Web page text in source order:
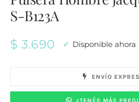
S-B123A
$ 3.690 Disponible ahora
ENVÍO
¿TENÉS MÁS